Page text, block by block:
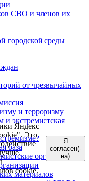
СВО и членов их
городской среды
от чрезвычайных
и терроризму
и экстремистская
база
организации
материалов
Яндекс
Это
cookie.
Я
согласен(-
на)